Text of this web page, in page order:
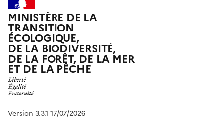
MINISTÈRE DE LA
TRANSITION
ÉCOLOGIQUE,
DE LA BIODIVERSITÉ,
DE LA FORÊT, DE LA MER
ET DE LA PÊCHE
Version 3.3.1 17/07/2026